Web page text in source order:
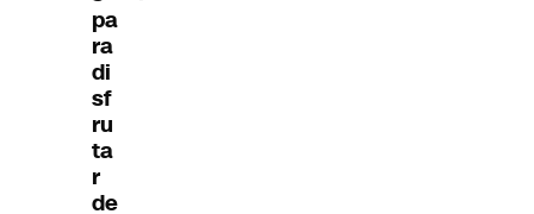
pa
ra
di
sf
ru
ta
r
de